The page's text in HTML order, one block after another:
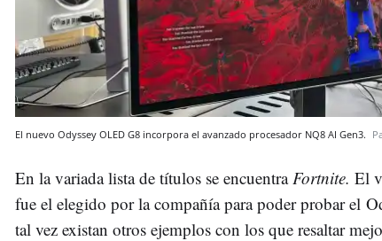
El nuevo Odyssey OLED G8 incorpora el avanzado procesador NQ8 AI Gen3.
En la variada lista de títulos se encuentra Fortnite. El
fue el elegido por la compañía para poder probar el
tal vez existan otros ejemplos con los que resaltar